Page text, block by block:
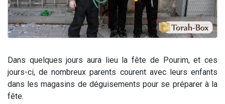
Dans quelques jours aura lieu la fête de Pourim, et ces
jours-ci, de nombreux parents courent avec leurs enfants
dans les magasins de déguisements pour se préparer à la
fête.